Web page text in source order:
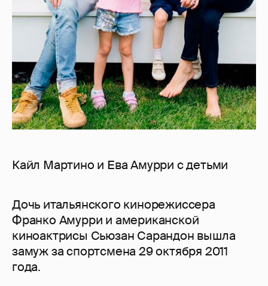
Кайл Мартино и Ева Амурри с детьми
Дочь итальянского кинорежиссера
Франко Амурри и американской
киноактрисы Сьюзан Сарандон вышла
замуж за спортсмена 29 октября 2011
года.